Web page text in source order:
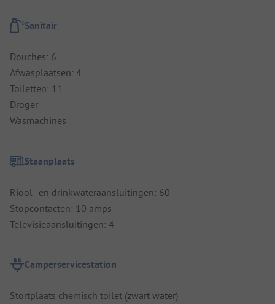
Sanitair
Douches: 6
Afwasplaatsen: 4
Toiletten: 11
Droger
Wasmachines
Staanplaats
Riool- en drinkwateraansluitingen: 60
Stopcontacten: 10 amps
Televisieaansluitingen: 4
Camperservicestation
Stortplaats chemisch toilet (zwart water)